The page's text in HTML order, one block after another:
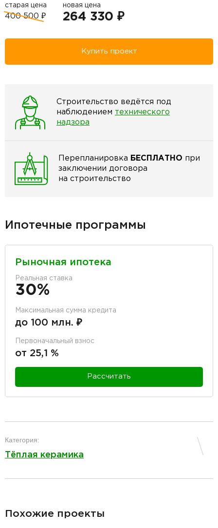
старая цена
400 500 ₽
новая цена
264 330 ₽
Купить проект
Строительство ведётся под
наблюдением технического
надзора
Перепланировка БЕСПЛАТНО при
заключении договора
на строительство
Ипотечные программы
Рыночная ипотека
Реальная ставка
30%
Максимальная сумма кредита
до 100 млн. ₽
Первоначальный взнос
от 25,1 %
Рассчитать
Категория:
Тёплая керамика
Похожие проекты